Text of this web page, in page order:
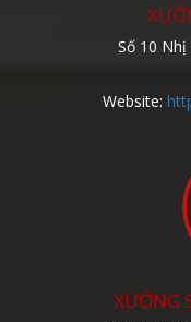
Số 10
Website:
XƯỞNG